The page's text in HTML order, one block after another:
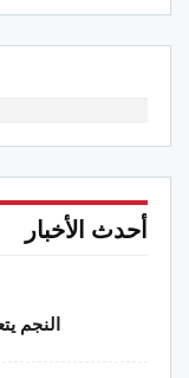
أحدث الأخبار
النجم